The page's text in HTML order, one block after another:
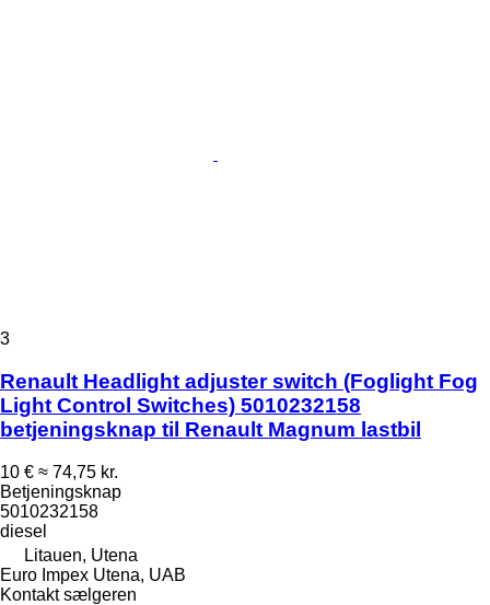
3
Renault Headlight adjuster switch (Foglight Fog
Light Control Switches) 5010232158
betjeningsknap til Renault Magnum lastbil
10 € ≈ 74,75 kr.
Betjeningsknap
5010232158
diesel
Litauen, Utena
Euro Impex Utena, UAB
Kontakt sælgeren